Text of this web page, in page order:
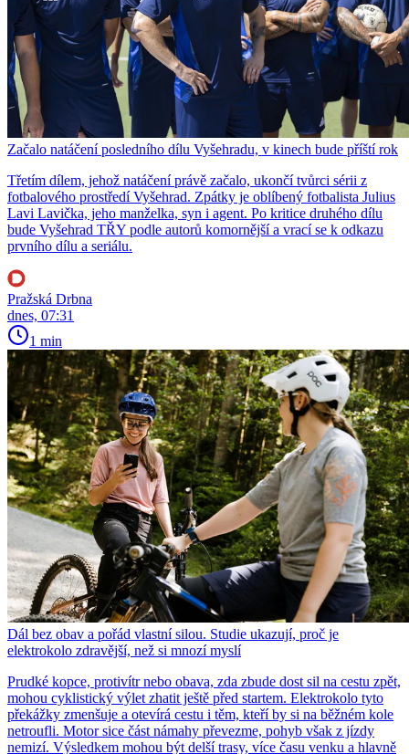
Začalo natáčení posledního dílu Vyšehradu, v kinech bude příští rok
Třetím dílem, jehož natáčení právě začalo, ukončí tvůrci sérii z
fotbalového prostředí Vyšehrad. Zpátky je oblíbený fotbalista Julius
Lavi Lavička, jeho manželka, syn i agent. Po kritice druhého dílu
bude Vyšehrad TŘY podle autorů komornější a vrací se k odkazu
prvního dílu a seriálu.
Pražská Drbna
dnes, 07:31
1 min
Dál bez obav a pořád vlastní silou. Studie ukazují, proč je
elektrokolo zdravější, než si mnozí myslí
Prudké kopce, protivítr nebo obava, zda zbude dost sil na cestu zpět,
mohou cyklistický výlet zhatit ještě před startem. Elektrokolo tyto
překážky zmenšuje a otevírá cestu i těm, kteří by si na běžném kole
netroufli. Motor sice část námahy převezme, pohyb však z jízdy
nemizí. Výsledkem mohou být delší trasy, více času venku a hlavně